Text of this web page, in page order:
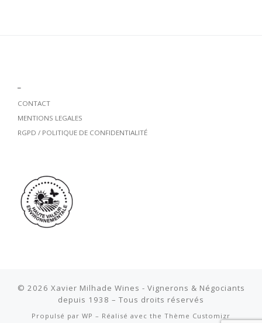
CONTACT
MENTIONS LEGALES
RGPD / POLITIQUE DE CONFIDENTIALITÉ
© 2026 Xavier Milhade Wines - Vignerons & Négociants
depuis 1938 – Tous droits réservés
Propulsé par WP – Réalisé avec the Thème Customizr